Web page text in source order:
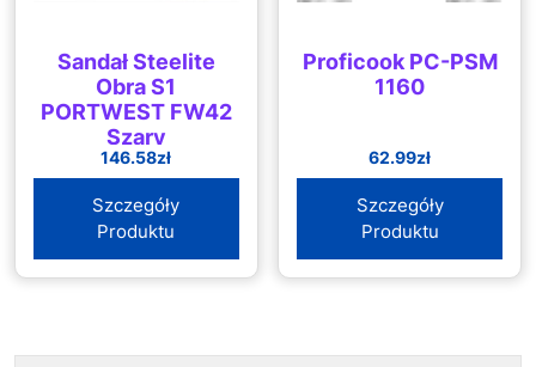
Sandał Steelite
Obra S1
PORTWEST FW42
Szary
146.58zł
Szczegóły
Produktu
Proficook PC-PSM
1160
62.99zł
Szczegóły
Produktu